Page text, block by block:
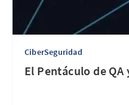
CiberSeguridad
El Pentáculo de